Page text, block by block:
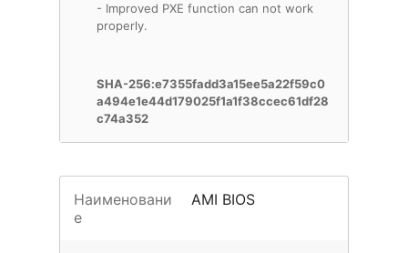
- Improved PXE function can not work
properly.
SHA-256:e7355fadd3a15ee5a22f59c0
a494e1e44d179025f1a1f38ccec61df28
c74a352
Наименовани
е
AMI BIOS